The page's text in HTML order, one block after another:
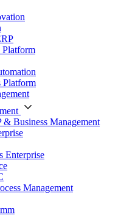
Platform
& Business Management
Enterprise
Management